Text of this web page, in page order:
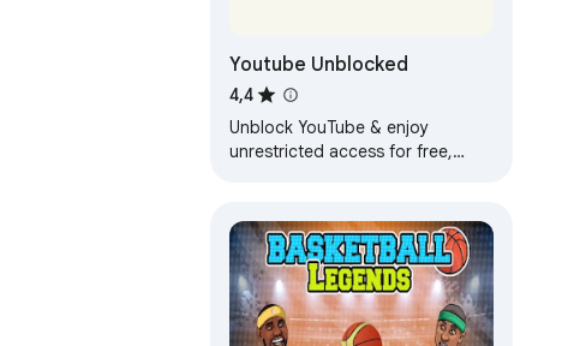
Youtube Unblocked
4,4
Unblock YouTube & enjoy
unrestricted access for free,